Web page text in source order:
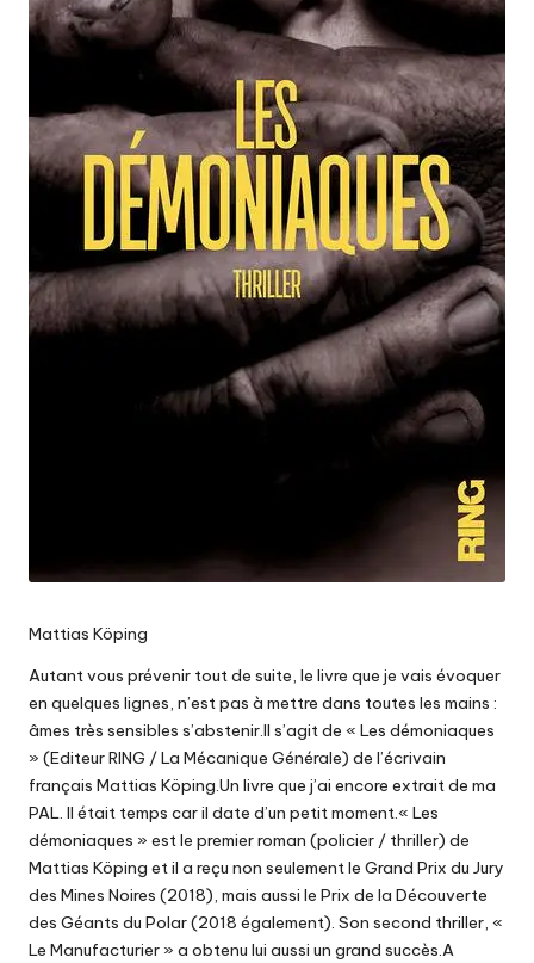
Mattias Köping
Autant vous prévenir tout de suite, le livre que je vais évoquer
en quelques lignes, n’est pas à mettre dans toutes les mains :
âmes très sensibles s’abstenir.Il s’agit de « Les démoniaques
» (Editeur RING / La Mécanique Générale) de l’écrivain
français Mattias Köping.Un livre que j’ai encore extrait de ma
PAL. Il était temps car il date d’un petit moment.« Les
démoniaques » est le premier roman (policier / thriller) de
Mattias Köping et il a reçu non seulement le Grand Prix du Jury
des Mines Noires (2018), mais aussi le Prix de la Découverte
des Géants du Polar (2018 également). Son second thriller, «
Le Manufacturier » a obtenu lui aussi un grand succès.A